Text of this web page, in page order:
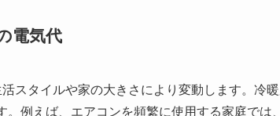
電気代
スタイルや家の大きさにより変動します。冷
。例えば、エアコンを頻繁に使用する家庭では